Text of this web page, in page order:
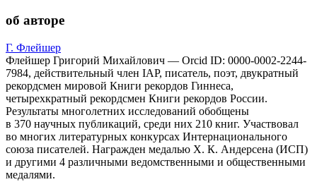
об авторе
Г. Флейшер
Флейшер Григорий Михайлович — Orcid ID: 0000-0002-2244-
7984, действительный член IAP, писатель, поэт, двукратный
рекордсмен мировой Книги рекордов Гиннеса,
четырехкратный рекордсмен Книги рекордов России.
Результаты многолетних исследований обобщены
в 370 научных публикаций, среди них 210 книг. Участвовал
во многих литературных конкурсах Интернационального
союза писателей. Награжден медалью Х. К. Андерсена (ИСП)
и другими 4 различными ведомственными и общественными
медалями.